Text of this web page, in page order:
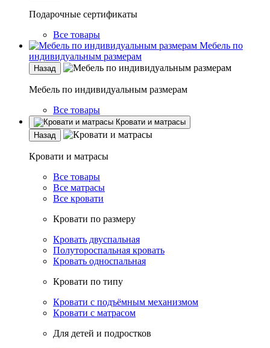
Подарочные сертификаты
Все товары
Мебель по
индивидуальным размерам
Назад
Мебель по индивидуальным размерам
Все товары
Кровати и матрасы
Назад
Кровати и матрасы
Все товары
Все матрасы
Все кровати
Кровати по размеру
Кровать двуспальная
Полутороспальная кровать
Кровать односпальная
Кровати по типу
Кровати с подъёмным механизмом
Кровати с матрасом
Для детей и подростков